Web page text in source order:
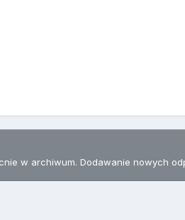
w archiwum. Dodawanie nowych